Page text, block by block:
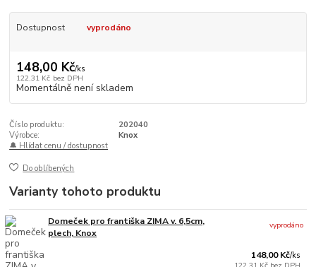
Dostupnost vyprodáno
148,00 Kč/ks
122,31 Kč bez DPH
Momentálně není skladem
Číslo produktu:
202040
Výrobce:
Knox
🔔 Hlídat cenu / dostupnost
Do oblíbených
Varianty tohoto produktu
Domeček pro františka ZIMA v. 6,5cm,
plech, Knox
148,00 Kč/ks
vyprodáno